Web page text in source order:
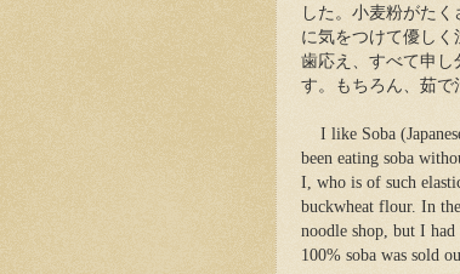
した。小麦粉がた
に気をつけて優しく
歯応え、すべて申
す。もちろん、茹で
I like Soba
been eating soba
I, who is of such
buckwheat flour. In
noodle shop, but I
100% soba was sold